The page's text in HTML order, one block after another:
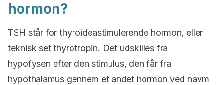
hormon?
TSH står for thyroideastimulerende hormon, eller
teknisk set thyrotropin. Det udskilles fra
hypofysen efter den stimulus, den får fra
hypothalamus gennem et andet hormon ved navm